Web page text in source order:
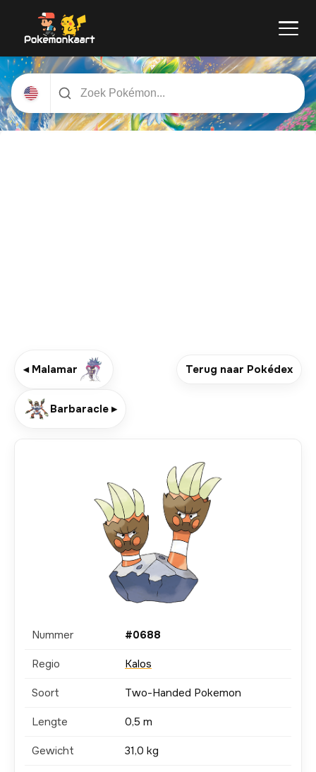
◂ Malamar Terug naar Pokédex
Barbaracle ▸
Nummer #0688
Regio Kalos
Soort Two-Handed Pokemon
Lengte 0,5 m
Gewicht 31,0 kg